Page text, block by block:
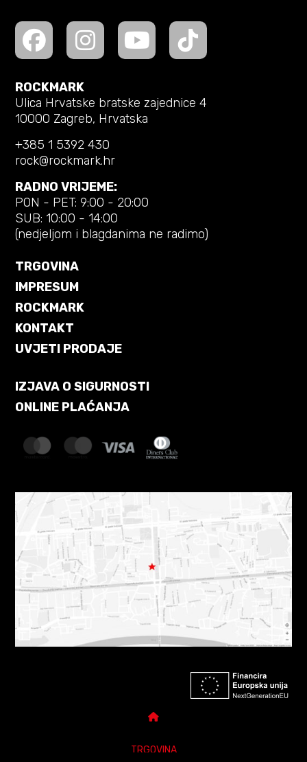
ROCKMARK
Ulica Hrvatske bratske zajednice 4
10000 Zagreb, Hrvatska
+385 1 5392 430
rock@rockmark.hr
RADNO VRIJEME:
PON - PET: 9:00 - 20:00
SUB: 10:00 - 14:00
(nedjeljom i blagdanima ne radimo)
TRGOVINA
IMPRESUM
ROCKMARK
KONTAKT
UVJETI PRODAJE
IZJAVA O SIGURNOSTI
ONLINE PLAĆANJA
TRGOVINA